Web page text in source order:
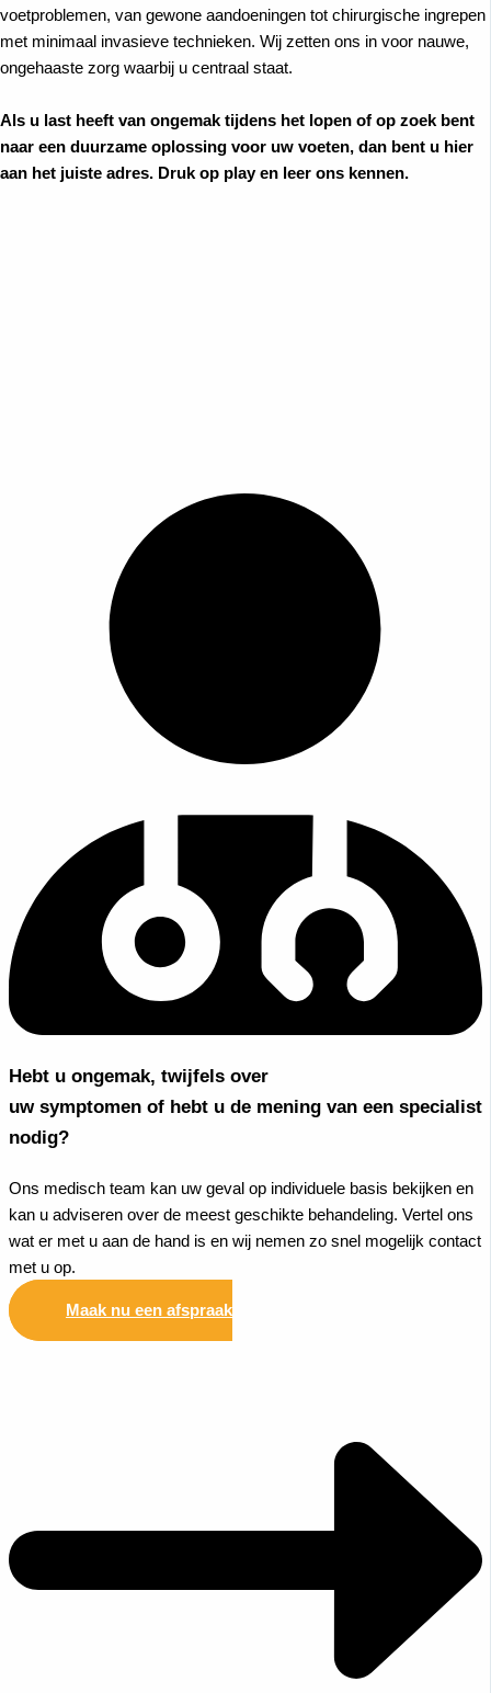
voetproblemen, van gewone aandoeningen tot chirurgische ingrepen
met minimaal invasieve technieken. Wij zetten ons in voor nauwe,
ongehaaste zorg waarbij u centraal staat.
Als u last heeft van ongemak tijdens het lopen of op zoek bent
naar een duurzame oplossing voor uw voeten, dan bent u hier
aan het juiste adres. Druk op play en leer ons kennen.
Hebt u ongemak, twijfels over
uw symptomen of hebt u de mening van een specialist
nodig?
Ons medisch team kan uw geval op individuele basis bekijken en
kan u adviseren over de meest geschikte behandeling. Vertel ons
wat er met u aan de hand is en wij nemen zo snel mogelijk contact
met u op.
Maak nu een afspraak